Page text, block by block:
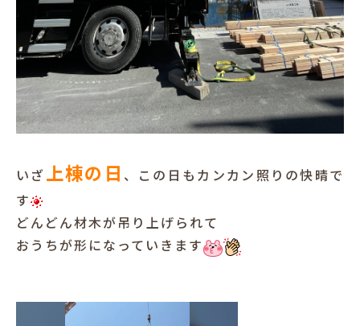
いざ 上棟の日 、この日もカンカン照りの快晴で
す
どんどん材木が吊り上げられて
おうちが形になっていきます